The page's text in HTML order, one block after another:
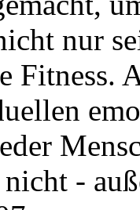
nur
Fitness.
nicht -